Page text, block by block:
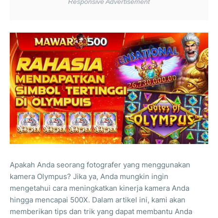
Apakah Anda seorang fotografer yang menggunakan
kamera Olympus? Jika ya, Anda mungkin ingin
mengetahui cara meningkatkan kinerja kamera Anda
hingga mencapai 500X. Dalam artikel ini, kami akan
memberikan tips dan trik yang dapat membantu Anda